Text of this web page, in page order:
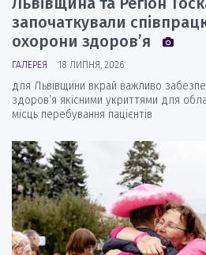
започаткували
охорони здоров’я
ГАЛЕРЕЯ 18 ЛИПНЯ, 2026
для Львівщини вкрай важливо
здоров’я якісними укриттями для
місць перебування пацієнтів